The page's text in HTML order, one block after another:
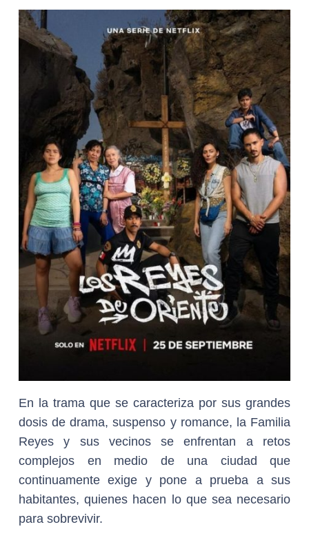
En la trama que se caracteriza por sus grandes
dosis de drama, suspenso y romance, la Familia
Reyes y sus vecinos se enfrentan a retos
complejos en medio de una ciudad que
continuamente exige y pone a prueba a sus
habitantes, quienes hacen lo que sea necesario
para sobrevivir.